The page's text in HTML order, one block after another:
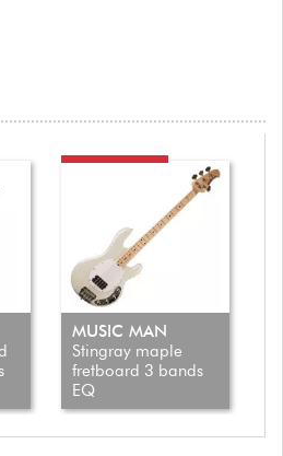
MUSIC MAN
Stingray maple
fretboard 3 bands
EQ